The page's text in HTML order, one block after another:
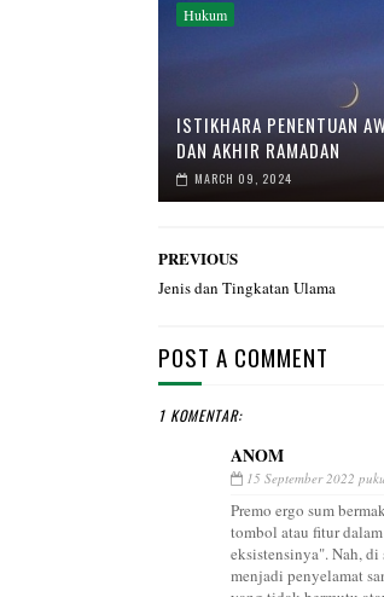
Hukum
ISTIKHARA PENENTUAN
DAN AKHIR RAMADAN
MARCH 09, 2024
PREVIOUS
Jenis dan Tingkatan Ulama
POST A COMMENT
1 KOMENTAR:
ANOM
15 September 2022
Premo ergo sum
tombol atau fitur
eksistensinya". Nah,
menjadi penyelamat